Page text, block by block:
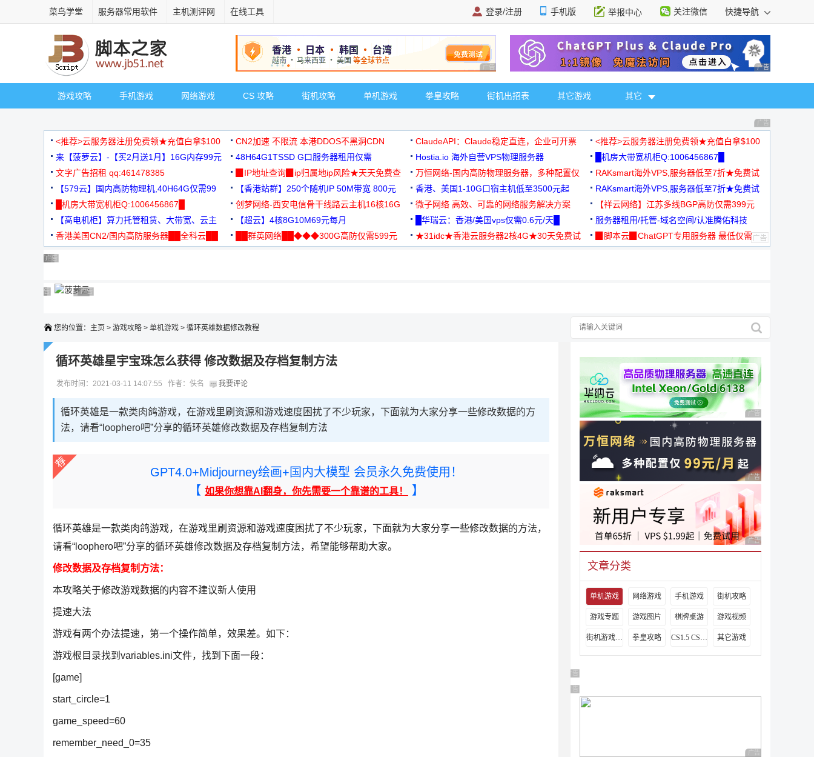
菜鸟学堂 服务器常用软件 主机测评网 在线工具 登录/注册 手机版 举报中心 关注微信 快捷导航
广告 商业广告，理性选择 广告 商业广告，理
游戏攻略 手机游戏 网络游戏 CS 攻略 街机攻略 单机游戏 拳皇攻略 街机出招表 其它游戏 其它
广告 商业广告，理
<推荐>云服务器注册免费领★充值白拿$100 CN2加速 不限流 本港DDOS不黑洞CDN ClaudeAPI：Claude稳定直连，企业可开票
<推荐>云服务器注册免费领★充值白拿$100
来【菠萝云】-【买2月送1月】16G内存99元
48H64G1TSSD G口服务器租用仅需
3000+可免费测试
Hostia.io 海外自营VPS物理服务器
█机房大带宽机柜Q:1006456867█
文字广告招租 qq:461478385
▉IP地址查询▉ip归属地ip风险★天天免费查
万恒网络-国内高防物理服务器，多种配置仅
99元/月起
RAKsmart海外VPS,服务器低至7折★免费试
用★
【579云】国内高防物理机,40H64G仅需99
元
【香港站群】250个随机IP 50M带宽 800元 香港、美国1-10G口宿主机低至3500元起
RAKsmart海外VPS,服务器低至7折★免费试
用★
█机房大带宽机柜Q:1006456867█
创梦网络-西安电信骨干线路云主机16核16G
88元/月
微子网络 高效、可靠的网络服务解决方案
【祥云网络】江苏多线BGP高防仅需399元
【高电机柜】算力托管租赁、大带宽、云主
机
【超云】4核8G10M69元每月 █华瑞云：香港/美国vps仅需0.6元/天█
服务器租用/托管-域名空间/认准腾佑科技
香港美国CN2/国内高防服务器██全科云██
██群英网络██◆◆◆300G高防仅需599元
★31idc★香港云服务器2核4G★30天免费试
▉脚本云▉ChatGPT专用服务器 最低仅需
广告 商业广告，理性选择
广告 商业广告，理性选择
广告 商业广告，理性选择
广告 商业广告，理性选择
广告 商业广告，理性选择
广告 商业广告，理性选择
广告 商业广告，理性选择
广告 商业广告，理性选择广告 商业广告，理性选择
广告 商业广告，理性选择
您的位置： 主页 > 游戏攻略 > 单机游戏 > 循环英雄数据修改教程
循环英雄星宇宝珠怎么获得 修改数据及存档复制方法
发布时间：2021-03-11 14:07:55 作者：佚名 我要评论
循环英雄是一款类肉鸽游戏，在游戏里刷资源和游戏速度困扰了不少玩家，下面就为大家分享一些修改数据的方
法，请看“loophero吧”分享的循环英雄修改数据及存档复制方法
GPT4.0+Midjourney绘画+国内大模型 会员永久免费使用！
【 如果你想靠AI翻身，你先需要一个靠谱的工具！ 】
循环英雄是一款类肉鸽游戏，在游戏里刷资源和游戏速度困扰了不少玩家，下面就为大家分享一些修改数据的方法，
请看“loophero吧”分享的循环英雄修改数据及存档复制方法，希望能够帮助大家。
修改数据及存档复制方法：
本攻略关于修改游戏数据的内容不建议新人使用
提速大法
游戏有两个办法提速，第一个操作简单，效果差。如下：
游戏根目录找到variables.ini文件，找到下面一段：
[game]
start_circle=1
game_speed=60
remember_need_0=35
广告 商业广告，理性
广告 商业广告，理性
广告 商业广告，理性
文章分类
单机游戏 网络游戏 手机游戏 街机攻略
游戏专题 游戏图片 棋牌桌游 游戏视频
街机游戏出招表 拳皇攻略 CS1.5 CS1.6攻略 其它游戏
广告 商业广告，理性选择
广告 商业广告，理性选择
广告 商业广告，理性